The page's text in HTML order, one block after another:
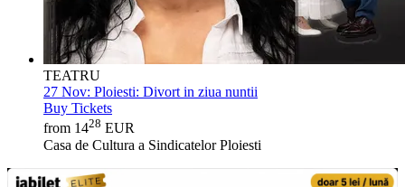
TEATRU
27 Nov: Ploiesti: Divort in ziua nuntii
Buy Tickets
from 1428 EUR
Casa de Cultura a Sindicatelor Ploiesti